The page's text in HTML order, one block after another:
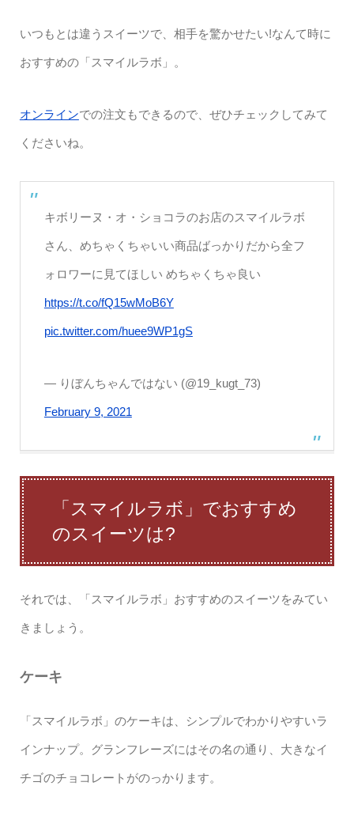
いつもとは違うスイーツで、相手を驚かせたい!なんて時に
おすすめの「スマイルラボ」。
オンラインでの注文もできるので、ぜひチェックしてみて
くださいね。
キボリーヌ・オ・ショコラのお店のスマイルラボ
さん、めちゃくちゃいい商品ばっかりだから全フ
ォロワーに見てほしい めちゃくちゃ良い
https://t.co/fQ15wMoB6Y
pic.twitter.com/huee9WP1gS
— りぼんちゃんではない (@19_kugt_73)
February 9, 2021
「スマイルラボ」でおすすめ
のスイーツは?
それでは、「スマイルラボ」おすすめのスイーツをみてい
きましょう。
ケーキ
「スマイルラボ」のケーキは、シンプルでわかりやすいラ
インナップ。グランフレーズにはその名の通り、大きなイ
チゴのチョコレートがのっかります。